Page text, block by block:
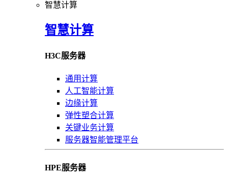
智慧计算
智慧计算
H3C服务器
通用计算
人工智能计算
边缘计算
弹性塑合计算
关键业务计算
服务器智能管理平台
HPE服务器